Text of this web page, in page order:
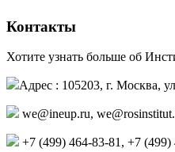
Контакты
Хотите узнать больше об
Адрес : 105203, г. Москва,
,
+7 (499) 464-83-81, +7 (499)